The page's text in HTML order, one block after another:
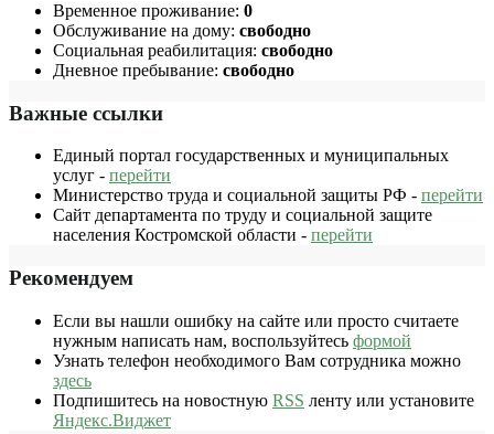
Временное проживание: 0
Обслуживание на дому: свободно
Социальная реабилитация: свободно
Дневное пребывание: свободно
Важные ссылки
Единый портал государственных и муниципальных
услуг - перейти
Министерство труда и социальной защиты РФ - перейти
Сайт департамента по труду и социальной защите
населения Костромской области - перейти
Рекомендуем
Если вы нашли ошибку на сайте или просто считаете
нужным написать нам, воспользуйтесь формой
Узнать телефон необходимого Вам сотрудника можно
здесь
Подпишитесь на новостную RSS ленту или установите
Яндекс.Виджет